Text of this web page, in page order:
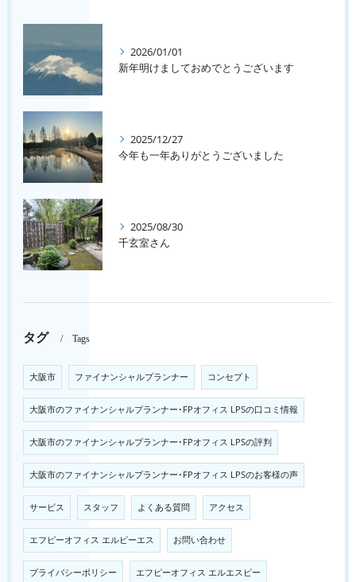
2026/01/01
新年明けましておめでとうございます
2025/12/27
今年も一年ありがとうございました
2025/08/30
千玄室さん
タグ Tags
大阪市 ファイナンシャルプランナー コンセプト
大阪市のファイナンシャルプランナー･FPオフィス LPSの口コミ情報
大阪市のファイナンシャルプランナー･FPオフィス LPSの評判
大阪市のファイナンシャルプランナー･FPオフィス LPSのお客様の声
サービス スタッフ よくある質問 アクセス
エフピーオフィス エルピーエス お問い合わせ
プライバシーポリシー エフピーオフィス エルエスピー